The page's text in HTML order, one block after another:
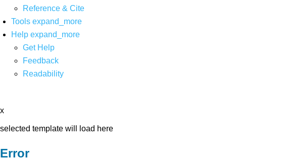
Reference & Cite
Tools expand_more
Help expand_more
Get Help
Feedback
Readability
x
selected template will load here
Error